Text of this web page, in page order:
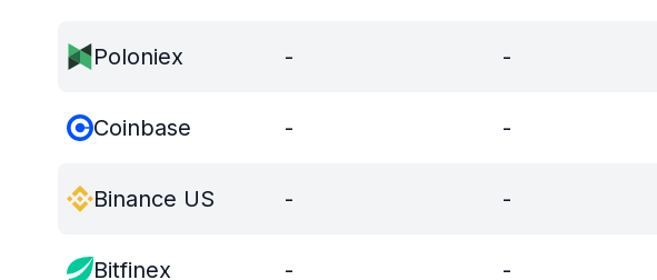
Poloniex - -
Coinbase - -
Binance US - -
Bitfinex - -